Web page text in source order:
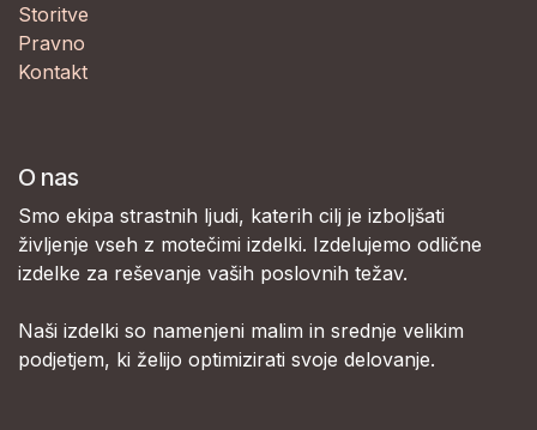
Storitve
Pravno
Kontakt
O nas
Smo ekipa strastnih ljudi, katerih cilj je izboljšati
življenje vseh z motečimi izdelki. Izdelujemo odlične
izdelke za reševanje vaših poslovnih težav.
Naši izdelki so namenjeni malim in srednje velikim
podjetjem, ki želijo optimizirati svoje delovanje.